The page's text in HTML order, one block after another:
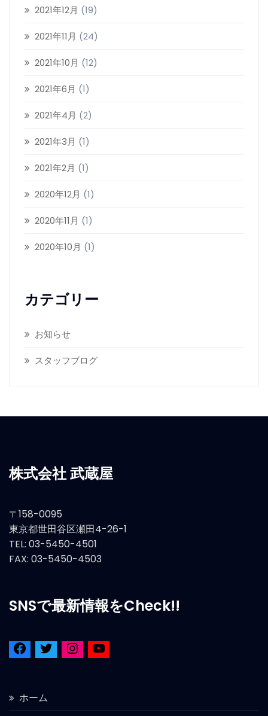
2021年12月 (19)
2021年11月 (24)
2021年10月 (12)
2021年6月 (1)
2021年4月 (2)
2021年3月 (1)
2021年2月 (1)
2020年12月 (1)
2020年11月 (1)
2020年10月 (1)
カテゴリー
お知らせ
スタッフブログ
株式会社 武蔵屋
〒158-0095
東京都世田谷区瀬田4-26-1
TEL: 03-5450-4501
FAX: 03-5450-4503
SNSで最新情報をCheck!!
ホーム